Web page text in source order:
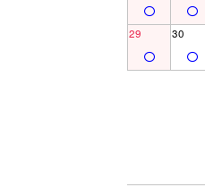
29 30